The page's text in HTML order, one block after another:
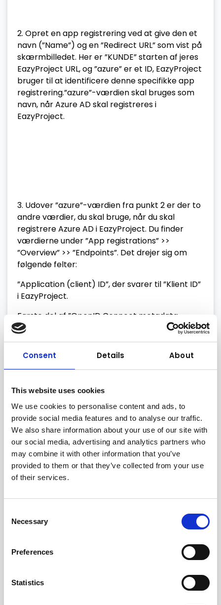
Consent Details About
This website uses cookies
We use cookies to personalise content and ads, to
provide social media features and to analyse our traffic.
We also share information about your use of our site with
our social media, advertising and analytics partners who
may combine it with other information that you’ve
provided to them or that they’ve collected from your use
of their services.
Selection
Necessary
Preferences
Statistics
2. Opret en app registrering ved at give den et
navn (”Name”) og en ”Redirect URL” som vist på
skærmbilledet. Her er ”KUNDE” starten af jeres
EazyProject URL, og ”azure” er et ID, EazyProject
bruger til at identificere denne specifikke app
registrering.”azure”-værdien skal bruges som
navn, når Azure AD skal registreres i
EazyProject.
3. Udover ”azure”-værdien fra punkt 2 er der to
andre værdier, du skal bruge, når du skal
registrere Azure AD i EazyProject. Du finder
værdierne under ”App registrations” >>
”Overview” >> ”Endpoints”. Det drejer sig om
følgende felter:
”Application (client) ID”, der svarer til ”Klient ID”
i EazyProject.
Første del af ”OpenID Connect metadata
document’ URL (alt indtil ‘/.well-known/…’
delen), der svarer til ”Udsteder” i EazyProject.
Forrige trins ‘azure’-værdi svarer til ”Navn” i
EazyProject.
Når du har gemt disse værdier, kan du
fortsætte til trin 5. Vi anbefaler dog, at du
opretter en såkaldt ”Secret”, jf. trin 4; med
andre ord, en unik kode, der er med til at øge
sikkerheden for jer.
4. Gå til ”Certificates & secrets” >> ”New client
”Copy to clipboard”-ikonet, og indsætte den et